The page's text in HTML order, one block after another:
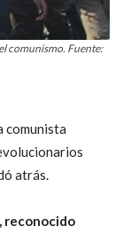
comunismo. Fuente:
comunista
atrás.
reconocido